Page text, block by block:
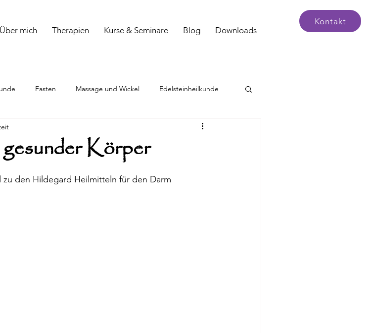
Kontakt
Über mich
Therapien Kurse & Seminare Blog Downloads
Fasten Massage und Wickel Edelsteinheilkunde
Körper
den Hildegard Heilmitteln für den Darm